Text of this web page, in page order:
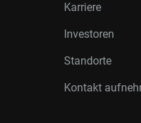
Karriere
Investoren
Standorte
Kontakt